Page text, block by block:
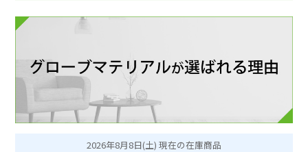
2026年8月8日(土) 現在の在庫商品